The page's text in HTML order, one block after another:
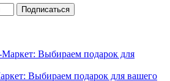
Выбираем подарок для вашего